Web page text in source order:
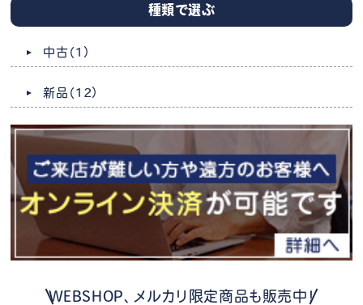
種類で選ぶ
中古 （1）
新品 （12）
WEBSHOP、メルカリ限定商品も販売中！